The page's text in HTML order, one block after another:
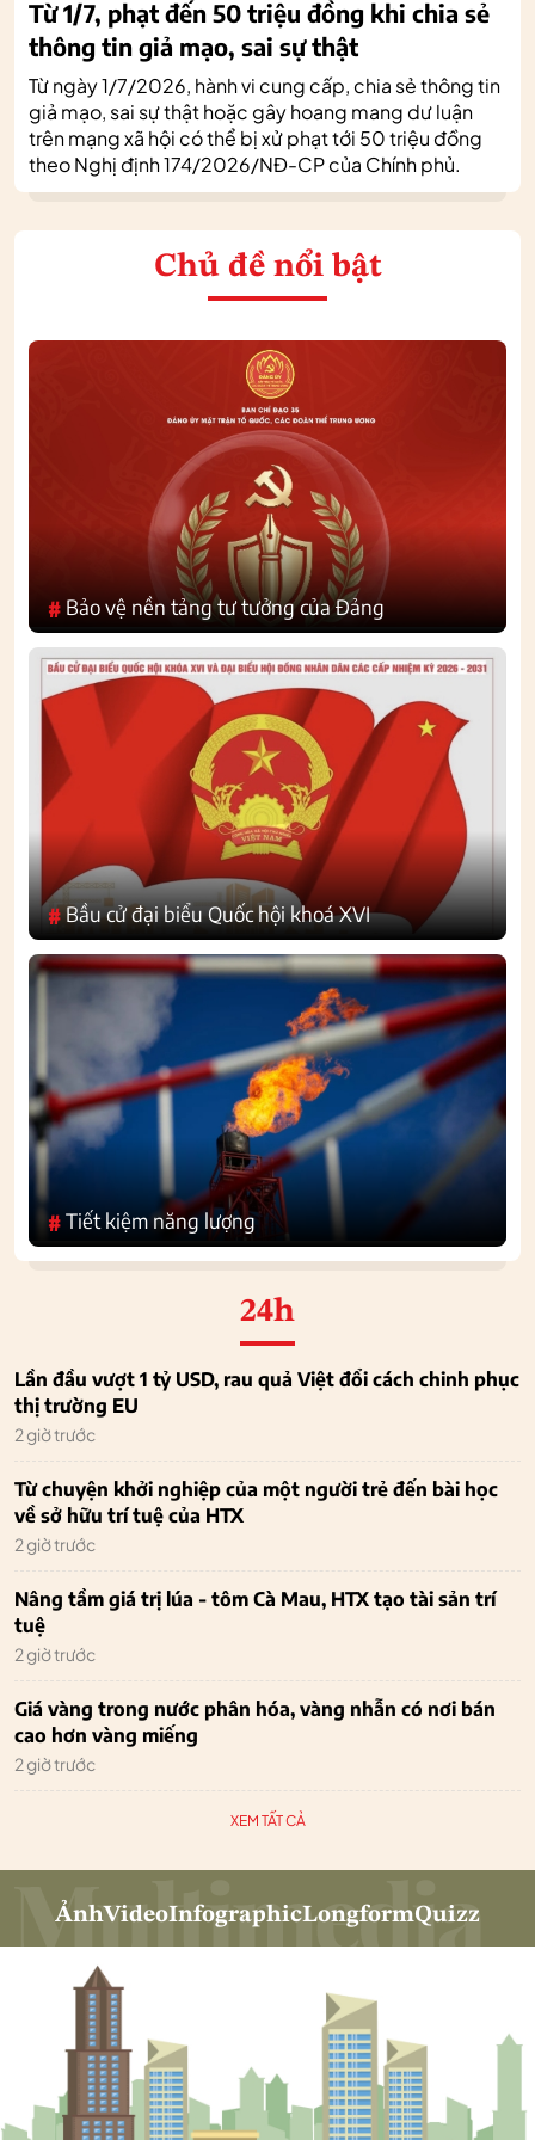
Từ 1/7, phạt đến 50 triệu đồng khi chia sẻ
thông tin giả mạo, sai sự thật
Từ ngày 1/7/2026, hành vi cung cấp, chia sẻ thông tin
giả mạo, sai sự thật hoặc gây hoang mang dư luận
trên mạng xã hội có thể bị xử phạt tới 50 triệu đồng
theo Nghị định 174/2026/NĐ-CP của Chính phủ.
Chủ đề nổi bật
# Bảo vệ nền tảng tư tưởng của Đảng
#Bầu cử đại biểu Quốc hội khoá XVI
#Tiết kiệm năng lượng
24h
Lần đầu vượt 1 tỷ USD, rau quả Việt đổi cách chinh phục
thị trường EU
2 giờ trước
Từ chuyện khởi nghiệp của một người trẻ đến bài học
về sở hữu trí tuệ của HTX
2 giờ trước
Nâng tầm giá trị lúa - tôm Cà Mau, HTX tạo tài sản trí
tuệ
2 giờ trước
Giá vàng trong nước phân hóa, vàng nhẫn có nơi bán
cao hơn vàng miếng
2 giờ trước
XEM TẤT CẢ
ẢnhVideoInfographicLongformQuizz